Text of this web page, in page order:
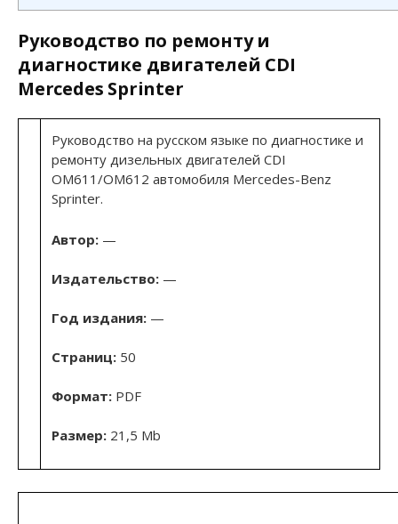
Руководство по ремонту и
диагностике двигателей CDI
Mercedes Sprinter
Руководство на русском языке по диагностике и
ремонту дизельных двигателей CDI
OM611/OM612 автомобиля Mercedes-Benz
Sprinter.
Автор: —
Издательство: —
Год издания: —
Страниц: 50
Формат: PDF
Размер: 21,5 Mb